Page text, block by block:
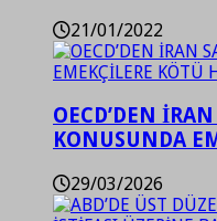
21/01/2022
OECD’DEN
KONUSUNDA
29/03/2026